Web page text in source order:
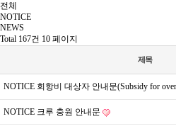
전체
NOTICE
NEWS
Total 167건 10 페이지
제목
NOTICE 회항비 대상자 안내문(Subsidy for
NOTICE 크루 충원 안내문